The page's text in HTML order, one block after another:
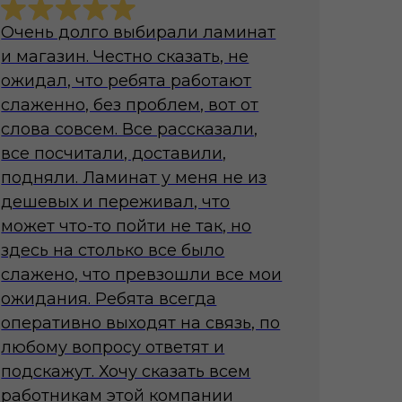
Очень долго выбирали ламинат
и магазин. Честно сказать, не
ожидал, что ребята работают
слаженно, без проблем, вот от
слова совсем. Все рассказали,
все посчитали, доставили,
подняли. Ламинат у меня не из
дешевых и переживал, что
может что-то пойти не так, но
здесь на столько все было
слажено, что превзошли все мои
ожидания. Ребята всегда
оперативно выходят на связь, по
любому вопросу ответят и
подскажут. Хочу сказать всем
работникам этой компании